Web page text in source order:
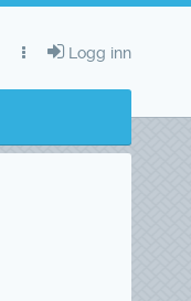
Logg inn